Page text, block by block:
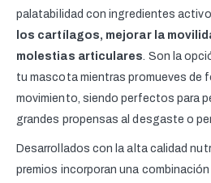
palatabilidad con ingredientes
los cartílagos, mejorar la
molestias articulares . Son la
tu mascota mientras promueves de
movimiento, siendo perfectos para
grandes propensas al desgaste o
Desarrollados con la alta calidad
premios incorporan una